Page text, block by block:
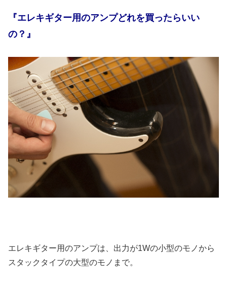
『エレキギター用のアンプどれを買ったらいい
の？』
エレキギター用のアンプは、出力が1Wの小型のモノから
スタックタイプの大型のモノまで。